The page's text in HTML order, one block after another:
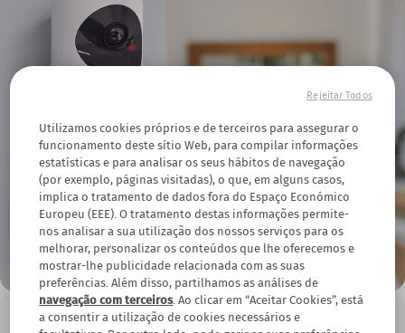
Vantagens de um Detetor de Movimento
Utilizamos cookies próprios e de terceiros para assegurar o
funcionamento deste sítio Web, para compilar informações
estatísticas e para analisar os seus hábitos de navegação
(por exemplo, páginas visitadas), o que, em alguns casos,
implica o tratamento de dados fora do Espaço Económico
Europeu (EEE). O tratamento destas informações permite-
nos analisar a sua utilização dos nossos serviços para os
melhorar, personalizar os conteúdos que lhe oferecemos e
mostrar-lhe publicidade relacionada com as suas
preferências. Além disso, partilhamos as análises de
navegação com terceiros. Ao clicar em “Aceitar Cookies”, está
a consentir a utilização de cookies necessários e
Rejeitar Todos